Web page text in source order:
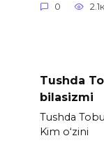
0
Tushda
bilasizmi
Tushda
Kim o‘zini